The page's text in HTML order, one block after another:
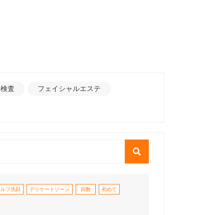
査 フェイシャルエステ
フ洗顔 デリケートゾーン 回数 初めて